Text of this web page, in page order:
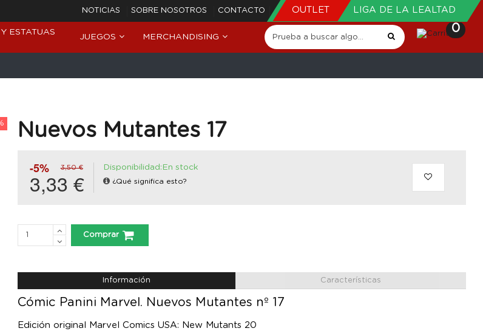
NOTICIAS SOBRE NOSOTROS CONTACTO OUTLET LIGA DE LA LEALTAD
ESTATUAS
JUEGOS MERCHANDISING
0
Nuevos Mutantes 17
-5% 3,50 €
3,33 €
Disponibilidad:En stock
¿Qué significa esto?
Comprar
Información Características
Cómic Panini Marvel. Nuevos Mutantes nº 17
Edición original Marvel Comics USA: New Mutants 20